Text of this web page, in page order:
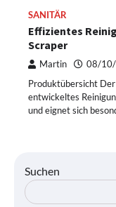
SANITÄR
Effizientes
Scraper
Martin 08/
Produktübersicht
entwickeltes
und eignet sich
Suchen